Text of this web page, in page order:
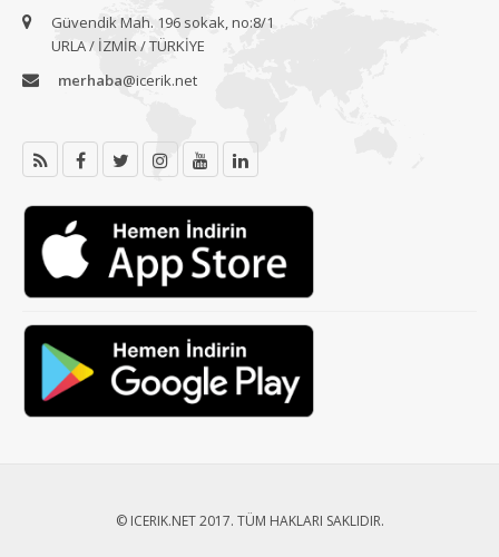
Güvendik Mah. 196 sokak, no:8/1
URLA / İZMİR / TÜRKİYE
merhaba@icerik.net
© ICERIK.NET 2017. TÜM HAKLARI SAKLIDIR.